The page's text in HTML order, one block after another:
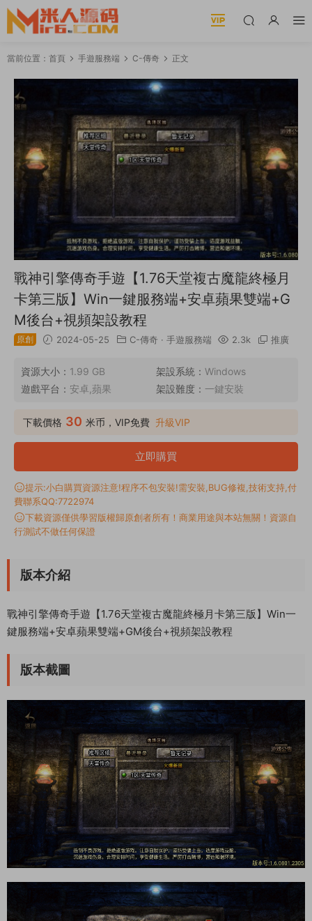
當前位置： 首頁 手遊服務端 C-傳奇 正文
戰神引擎傳奇手遊【1.76天堂複古魔龍終極月
卡第三版】Win一鍵服務端+安卓蘋果雙端+G
M後台+視頻架設教程
原創 2024-05-25 C-傳奇 · 手遊服務端 2.3k 推廣
資源大小： 1.99 GB 架設系統： Windows
遊戲平台： 安卓,蘋果 架設難度： 一鍵安裝
下載價格 30 米币，VIP免費 升級VIP
立即購買
提示:小白購買資源注意!程序不包安裝!需安裝,BUG修複,技術支持,付
費聯系QQ:7722974
下載資源僅供學習版權歸原創者所有！商業用途與本站無關！資源自
行測試不做任何保證
版本介紹
戰神引擎傳奇手遊【1.76天堂複古魔龍終極月卡第三版】Win一
鍵服務端+安卓蘋果雙端+GM後台+視頻架設教程
版本截圖